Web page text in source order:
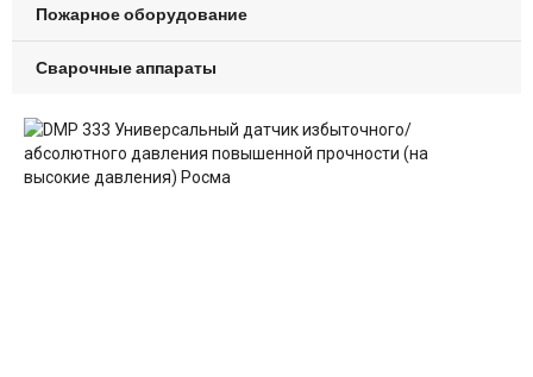
Пожарное оборудование
Сварочные аппараты